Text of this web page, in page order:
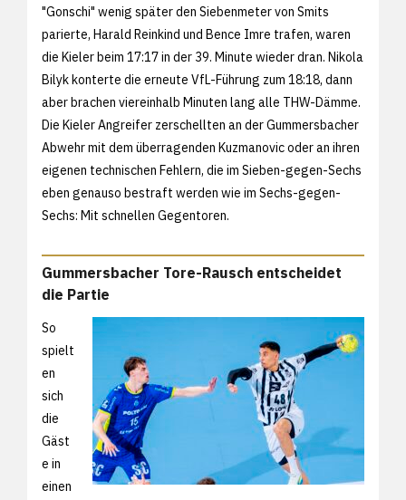
"Gonschi" wenig später den Siebenmeter von Smits
parierte, Harald Reinkind und Bence Imre trafen, waren
die Kieler beim 17:17 in der 39. Minute wieder dran. Nikola
Bilyk konterte die erneute VfL-Führung zum 18:18, dann
aber brachen viereinhalb Minuten lang alle THW-Dämme.
Die Kieler Angreifer zerschellten an der Gummersbacher
Abwehr mit dem überragenden Kuzmanovic oder an ihren
eigenen technischen Fehlern, die im Sieben-gegen-Sechs
eben genauso bestraft werden wie im Sechs-gegen-
Sechs: Mit schnellen Gegentoren.
Gummersbacher Tore-Rausch entscheidet
die Partie
So
spielt
en
sich
die
Gäst
e in
einen